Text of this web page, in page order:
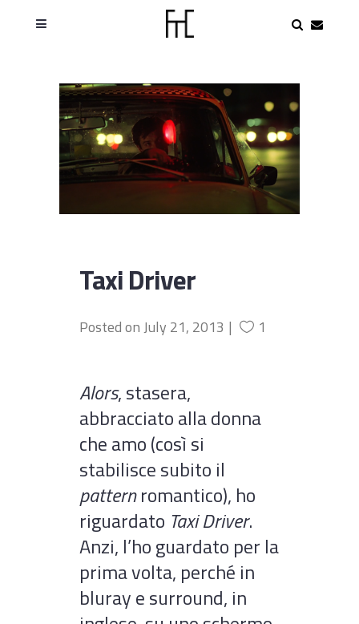
Taxi Driver
Posted onJuly 21, 2013 1
Alors, stasera,
abbracciato alla donna
che amo (così si
stabilisce subito il
patternromantico), ho
riguardato Taxi Driver.
Anzi, l’ho guardato per la
prima volta, perché in
bluray e surround, in